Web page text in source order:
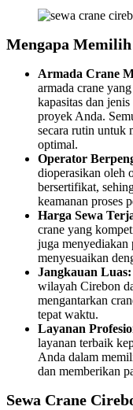
Mengapa Memilih
Armada Crane
armada crane
kapasitas dan
proyek Anda.
secara rutin untuk
optimal.
Operator
dioperasikan oleh
bersertifikat,
keamanan proses
Harga Sewa
crane yang
juga
menyesuaikan
Jangkauan Luas:
wilayah Cirebon
mengantarkan
tepat waktu.
Layanan
layanan terbaik
Anda dalam
dan memberikan
Sewa Crane